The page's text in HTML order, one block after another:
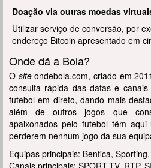
Doação via outras moedas
Utilizar serviço de conversão, por
endereço Bitcoin apresentado em
Onde dá a Bola?
O siteondebola.com, criado em
consulta rápida das datas e
futebol em direto, dando mais
além de outros jogos que
apaixonados pelo futebol têm
perderem nenhum jogo da sua
Equipas principais: Benfica,